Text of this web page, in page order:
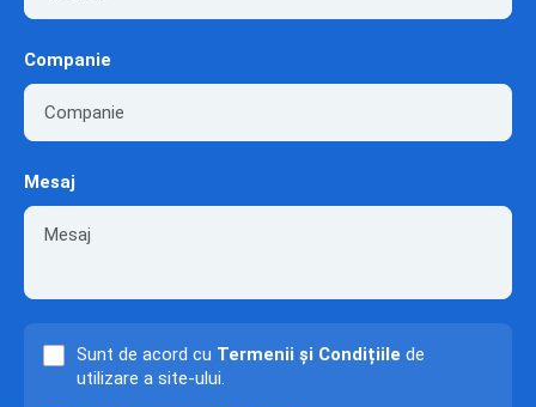
Companie
Mesaj
Sunt de acord cu Termenii și Condițiile de
utilizare a site-ului.